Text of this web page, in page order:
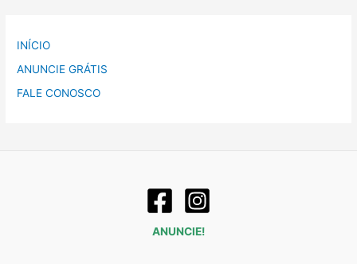
INÍCIO
ANUNCIE GRÁTIS
FALE CONOSCO
ANUNCIE!